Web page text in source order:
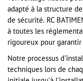
adapté à la structure
de sécurité. RC
à toutes les
rigoureux pour
Notre processus
techniques lors de